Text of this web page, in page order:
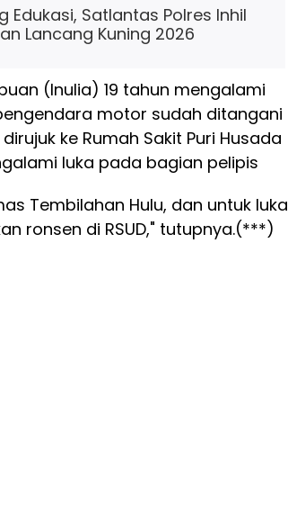
Edukasi, Satlantas Polres Inhil
Lancang Kuning 2026
(Inulia) 19 tahun mengalami
motor sudah ditangani
ke Rumah Sakit Puri Husada
luka pada bagian pelipis
Tembilahan Hulu, dan untuk luka
ronsen di RSUD," tutupnya.(***)